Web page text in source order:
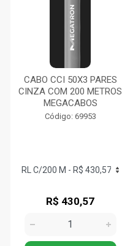
CABO CCI 50X3 PARES
CINZA COM 200 METROS
MEGACABOS
Código: 69953
R$ 430,57